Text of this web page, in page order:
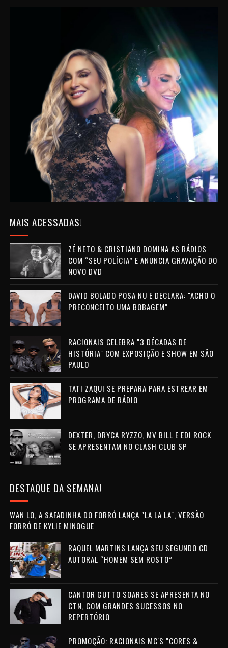
MAIS ACESSADAS!
ZÉ NETO & CRISTIANO DOMINA AS RÁDIOS
COM “SEU POLÍCIA” E ANUNCIA GRAVAÇÃO DO
NOVO DVD
DAVID BOLADO POSA NU E DECLARA: "ACHO O
PRECONCEITO UMA BOBAGEM"
RACIONAIS CELEBRA "3 DÉCADAS DE
HISTÓRIA" COM EXPOSIÇÃO E SHOW EM SÃO
PAULO
TATI ZAQUI SE PREPARA PARA ESTREAR EM
PROGRAMA DE RÁDIO
DEXTER, DRYCA RYZZO, MV BILL E EDI ROCK
SE APRESENTAM NO CLASH CLUB SP
DESTAQUE DA SEMANA!
WAN LO, A SAFADINHA DO FORRÓ LANÇA "LA LA LA", VERSÃO
FORRÓ DE KYLIE MINOGUE
RAQUEL MARTINS LANÇA SEU SEGUNDO CD
AUTORAL “HOMEM SEM ROSTO”
CANTOR GUTTO SOARES SE APRESENTA NO
CTN, COM GRANDES SUCESSOS NO
REPERTÓRIO
PROMOÇÃO: RACIONAIS MC'S "CORES &